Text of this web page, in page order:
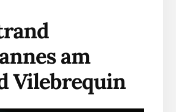
am
Vilebrequin